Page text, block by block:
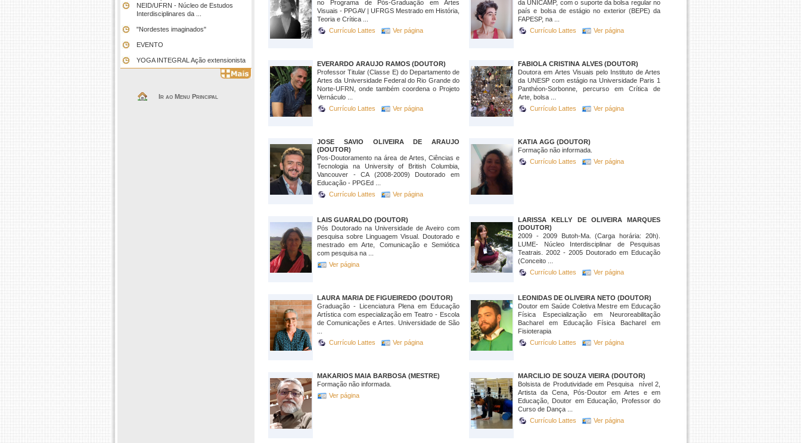
NEID/UFRN - Núcleo de Estudos
Interdisciplinares da ...
"Nordestes imaginados"
EVENTO
YOGA INTEGRAL Ação extensionista
Ir ao Menu Principal
no Programa de Pós-Graduação em Artes
Visuais - PPGAV | UFRGS Mestrado em História,
Teoria e Crítica ...
Currículo Lattes
Ver página
da UNICAMP, com o suporte da bolsa regular no
país e bolsa de estágio no exterior (BEPE) da
FAPESP, na ...
Currículo Lattes
Ver página
EVERARDO ARAUJO RAMOS (DOUTOR)
Professor Titular (Classe E) do Departamento de
Artes da Universidade Federal do Rio Grande do
Norte-UFRN, onde também coordena o Projeto
Vernáculo ...
Currículo Lattes
Ver página
FABIOLA CRISTINA ALVES (DOUTOR)
Doutora em Artes Visuais pelo Instituto de Artes
da UNESP com estágio na Universidade Paris 1
Panthéon-Sorbonne, percurso em Crítica de
Arte, bolsa ...
Currículo Lattes
Ver página
JOSE SAVIO OLIVEIRA DE ARAUJO
(DOUTOR)
Pos-Doutoramento na área de Artes, Ciências e
Tecnologia na University of British Columbia,
Vancouver - CA (2008-2009) Doutorado em
Educação - PPGEd ...
Currículo Lattes
Ver página
KATIA AGG (DOUTOR)
Formação não informada.
Currículo Lattes
Ver página
LAIS GUARALDO (DOUTOR)
Pós Doutorado na Universidade de Aveiro com
pesquisa sobre Linguagem Visual. Doutorado e
mestrado em Arte, Comunicação e Semiótica
com pesquisa na ...
Ver página
LARISSA KELLY DE OLIVEIRA MARQUES
(DOUTOR)
2009 - 2009 Butoh-Ma. (Carga horária: 20h).
LUME- Núcleo Interdisciplinar de Pesquisas
Teatrais. 2002 - 2005 Doutorado em Educação
(Conceito ...
Currículo Lattes
Ver página
LAURA MARIA DE FIGUEIREDO (DOUTOR)
Graduação - Licenciatura Plena em Educação
Artística com especialização em Teatro - Escola
de Comunicações e Artes. Universidade de São
Currículo Lattes
Ver página
LEONIDAS DE OLIVEIRA NETO (DOUTOR)
Doutor em Saúde Coletiva Mestre em Educação
Física Especialização em Neuroreabilitação
Bacharel em Educação Física Bacharel em
Fisioterapia
Currículo Lattes
Ver página
MAKARIOS MAIA BARBOSA (MESTRE)
Formação não informada.
Ver página
MARCILIO DE SOUZA VIEIRA (DOUTOR)
Bolsista de Produtividade em Pesquisa  nível 2,
Artista da Cena, Pós-Doutor em Artes e em
Educação, Doutor em Educação, Professor do
Curso de Dança ...
Currículo Lattes
Ver página